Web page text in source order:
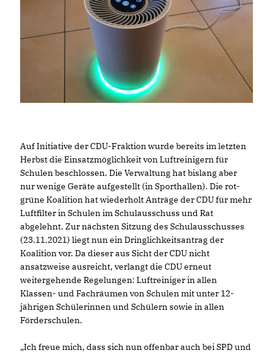
Auf Initiative der CDU-Fraktion wurde bereits im letzten
Herbst die Einsatzmöglichkeit von Luftreinigern für
Schulen beschlossen. Die Verwaltung hat bislang aber
nur wenige Geräte aufgestellt (in Sporthallen). Die rot-
grüne Koalition hat wiederholt Anträge der CDU für mehr
Luftfilter in Schulen im Schulausschuss und Rat
abgelehnt. Zur nächsten Sitzung des Schulausschusses
(23.11.2021) liegt nun ein Dringlichkeitsantrag der
Koalition vor. Da dieser aus Sicht der CDU nicht
ansatzweise ausreicht, verlangt die CDU erneut
weitergehende Regelungen: Luftreiniger in allen
Klassen- und Fachräumen von Schulen mit unter 12-
jährigen Schülerinnen und Schülern sowie in allen
Förderschulen.
Ich freue mich, dass sich nun offenbar auch bei SPD und